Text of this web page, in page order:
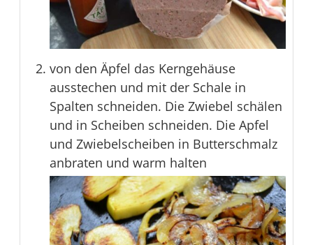
von den Äpfel das Kerngehäuse
ausstechen und mit der Schale in
Spalten schneiden. Die Zwiebel schälen
und in Scheiben schneiden. Die Apfel
und Zwiebelscheiben in Butterschmalz
anbraten und warm halten